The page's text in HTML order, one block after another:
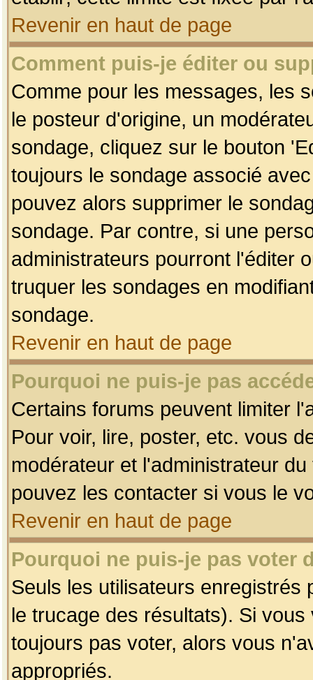
Revenir en haut de page
Comment puis-je éditer ou
Comme pour les messages, les
le posteur d'origine, un
sondage, cliquez sur le bouton
toujours le sondage associé
pouvez alors supprimer le
sondage. Par contre, si une
administrateurs pourront l'éditer
truquer les sondages en
sondage.
Revenir en haut de page
Pourquoi ne puis-je pas
Certains forums peuvent limiter
Pour voir, lire, poster, etc. vous
modérateur et l'administrateur
pouvez les contacter si vous le
Revenir en haut de page
Pourquoi ne puis-je pas voter
Seuls les utilisateurs enregistrés
le trucage des résultats). Si
toujours pas voter, alors vous
appropriés.